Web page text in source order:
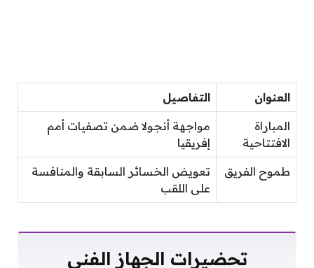
العنوان التفاصيل
المباراة
الافتتاحية
مواجهة أنجولا ضمن تصفيات أمم
إفريقيا
طموح الفريق
تعويض الخسائر السابقة والمنافسة
على اللقب
تحضيرات الجهاز الفني